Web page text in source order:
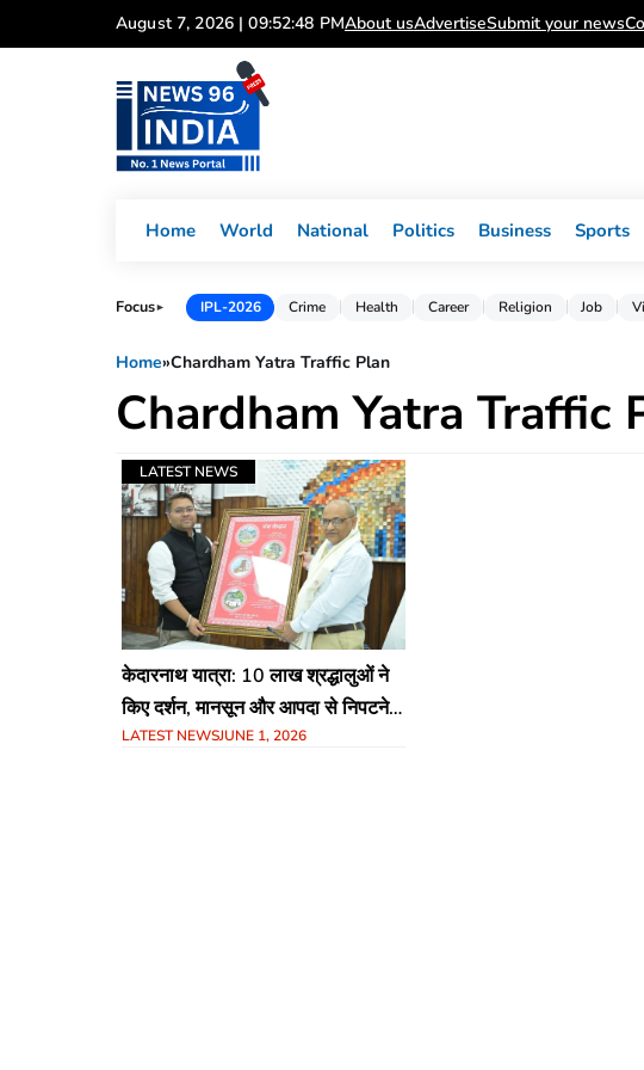
to
August 7, 2026 | 09:52:48 PMAbout usAdvertiseSubmit your news
Home World National Politics Business Sports
Focus► IPL-2026 Crime Health Career Religion Job
Home»Chardham Yatra Traffic Plan
Chardham Yatra Traffic
LATEST NEWS
केदारनाथ यात्रा: 10 लाख श्रद्धालुओं ने
किए दर्शन, मानसून और आपदा से निपटने
के लिए गढ़वाल कमिश्नर ने दिए सख्त निर्देश​
LATEST NEWSJUNE 1, 2026